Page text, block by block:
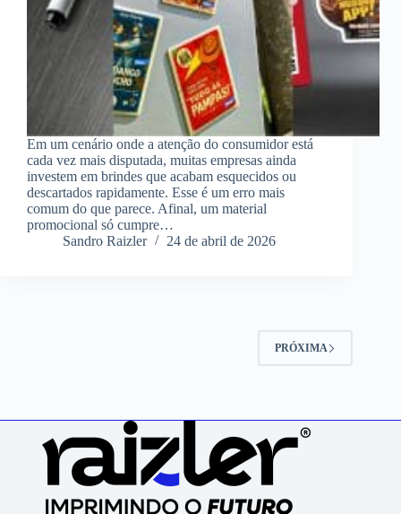
Em um cenário onde a atenção do consumidor está
cada vez mais disputada, muitas empresas ainda
investem em brindes que acabam esquecidos ou
descartados rapidamente. Esse é um erro mais
comum do que parece. Afinal, um material
promocional só cumpre…
Sandro Raizler
24 de abril de 2026
PRÓXIMA